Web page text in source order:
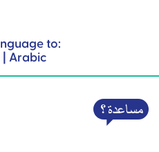
to:
Arabic